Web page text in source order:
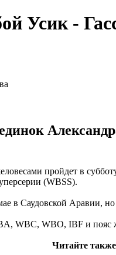
Усик -
пройдет в
(WBSS).
в Саудовской Аравии,
WBC, WBO, IBF и пояс
Читайте